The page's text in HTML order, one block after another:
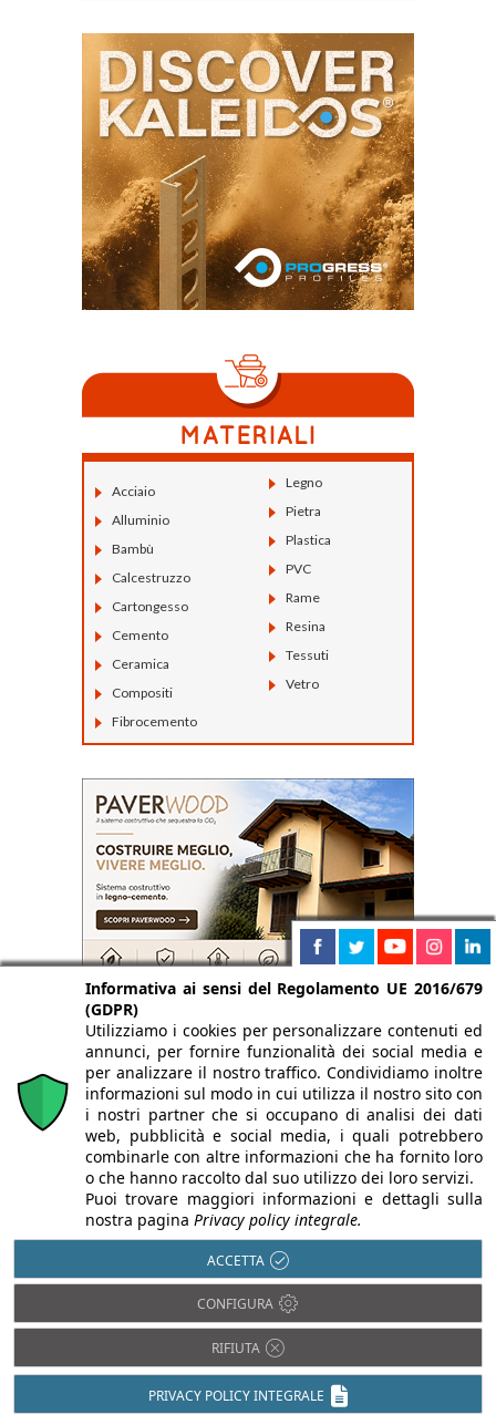
Acciaio
Alluminio
Bambù
Calcestruzzo
Cartongesso
Cemento
Ceramica
Compositi
Fibrocemento
Legno
Pietra
Plastica
PVC
Rame
Resina
Tessuti
Vetro
Informativa ai sensi del Regolamento UE 2016/679
(GDPR)
Utilizziamo i cookies per personalizzare contenuti ed
annunci, per fornire funzionalità dei social media e
per analizzare il nostro traffico. Condividiamo inoltre
informazioni sul modo in cui utilizza il nostro sito con
i nostri partner che si occupano di analisi dei dati
web, pubblicità e social media, i quali potrebbero
combinarle con altre informazioni che ha fornito loro
o che hanno raccolto dal suo utilizzo dei loro servizi.
Puoi trovare maggiori informazioni e dettagli sulla
nostra pagina Privacy policy integrale.
ACCETTA
CONFIGURA
RIFIUTA
PRIVACY POLICY INTEGRALE